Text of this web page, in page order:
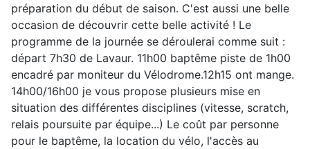
préparation du début de saison. C'est aussi une belle
occasion de découvrir cette belle activité ! Le
programme de la journée se déroulerai comme suit :
départ 7h30 de Lavaur. 11h00 baptême piste de 1h00
encadré par moniteur du Vélodrome.12h15 ont mange.
14h00/16h00 je vous propose plusieurs mise en
situation des différentes disciplines (vitesse, scratch,
relais poursuite par équipe...) Le coût par personne
pour le baptême, la location du vélo, l'accès au